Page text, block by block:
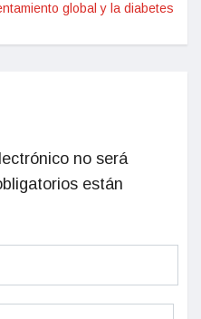
global y la diabetes
no será
están